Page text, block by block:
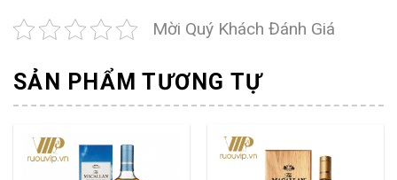
Mời Quý Khách Đánh Giá
SẢN PHẨM TƯƠNG TỰ